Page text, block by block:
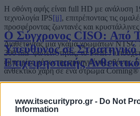
www.itsecuritypro.gr - Do Not
Information
Ο Σύγχρονος CISO: Από
Υπεύθυνος σε
Επιχειρησιακής
Ο CISO στην Εποχή του
Η οθόνη αφής είναι full HD με ανάλυση
τεχνολογία IPS[ii], επιτρέποντας τις
προσφέροντας ζωντανές και κρυστάλλινες
Διαθέτοντας μια γκάμα χρωμάτων NTSC
300 nits φωτεινότητας, το Swift 7
εμπειρίες μέσω της προηγμένης οθόνης.
ανθεκτικό χάρη σε ένα στρώμα
Το Swift 7 ενσωματώνει το νέο